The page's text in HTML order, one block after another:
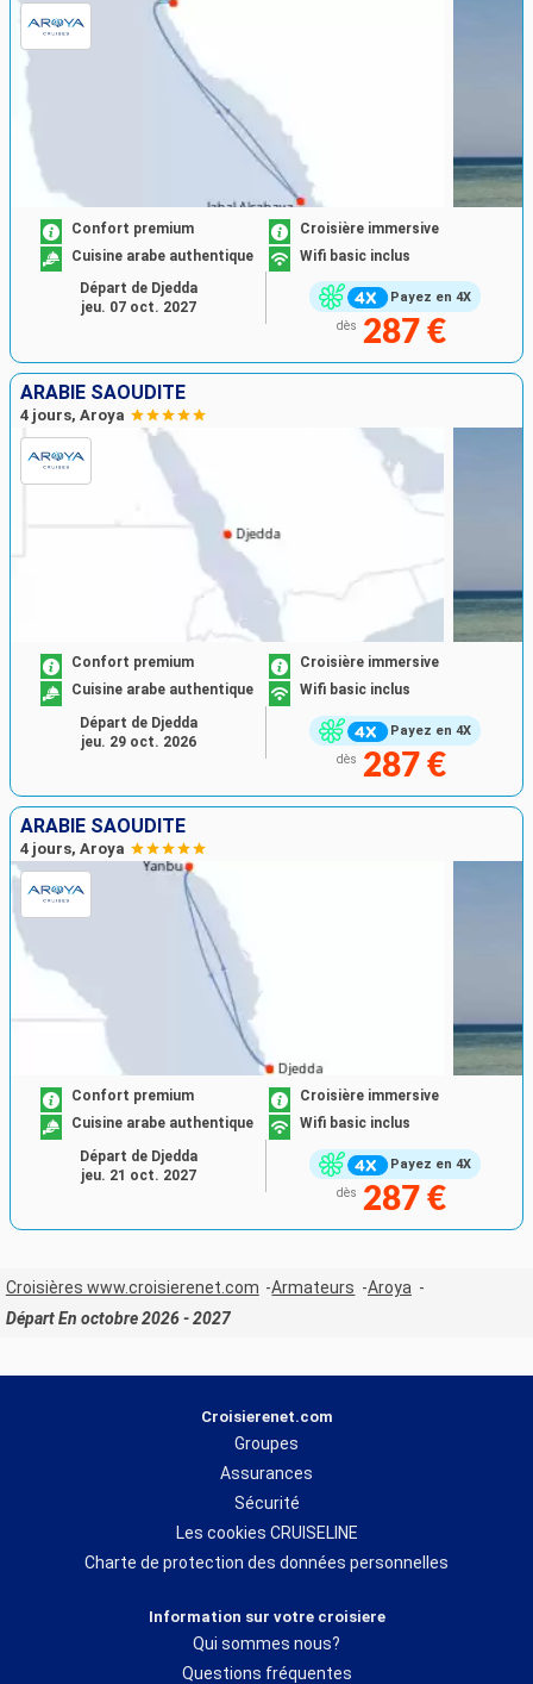
Payez en 4X
Confort premium
Croisière immersive
Cuisine arabe authentique
Wifi basic inclus
dès 287 €
Départ de Djedda
jeu. 07 oct. 2027
ARABIE SAOUDITE
4 jours, Aroya
Payez en 4X
Confort premium
Croisière immersive
Cuisine arabe authentique
Wifi basic inclus
dès 287 €
Départ de Djedda
jeu. 29 oct. 2026
ARABIE SAOUDITE
4 jours, Aroya
Payez en 4X
Confort premium
Croisière immersive
Cuisine arabe authentique
Wifi basic inclus
dès 287 €
Départ de Djedda
jeu. 21 oct. 2027
Croisières www.croisierenet.com Armateurs
Aroya
Départ En octobre 2026 - 2027
Croisierenet.com
Groupes
Assurances
Sécurité
Les cookies CRUISELINE
Charte de protection des données personnelles
Information sur votre croisiere
Qui sommes nous?
Questions fréquentes